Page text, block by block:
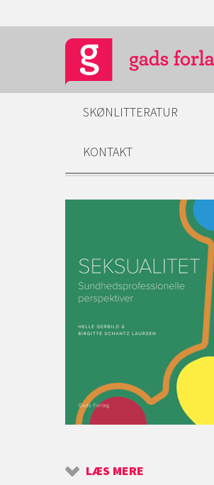
SKØNLITTERATUR
KONTAKT
LÆS MERE